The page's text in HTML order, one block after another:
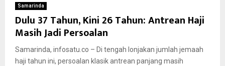
Samarinda
Dulu 37 Tahun, Kini 26 Tahun: Antrean Haji
Masih Jadi Persoalan
Samarinda, infosatu.co – Di tengah lonjakan jumlah jemaah
haji tahun ini, persoalan klasik antrean panjang masih